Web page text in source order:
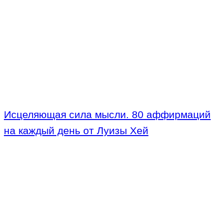
Исцеляющая сила мысли. 80 аффирмаций
на каждый день от Луизы Хей